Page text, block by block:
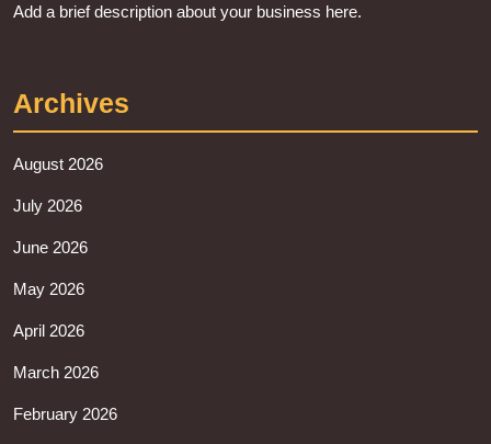
Add a brief description about your business here.
Archives
August 2026
July 2026
June 2026
May 2026
April 2026
March 2026
February 2026